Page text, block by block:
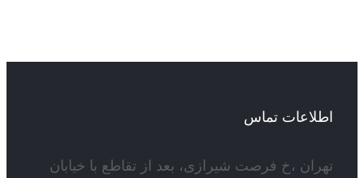
اطلاعات تماس
تهران ،خ فرصت شیرازی، بعد از تقاطع با خیابان